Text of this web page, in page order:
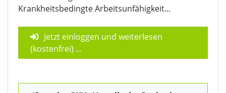
Krankheitsbedingte Arbeitsunfähigkeit...
Jetzt einloggen und weiterlesen
(kostenfrei) ...